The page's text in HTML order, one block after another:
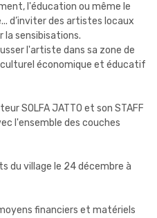
l'éducation ou même le
d’inviter des artistes locaux
sensibisations.
l'artiste dans sa zone de
économique et éducatif
SOLFA JATTO et son STAFF
l'ensemble des couches
du village le 24 décembre à
financiers et matériels